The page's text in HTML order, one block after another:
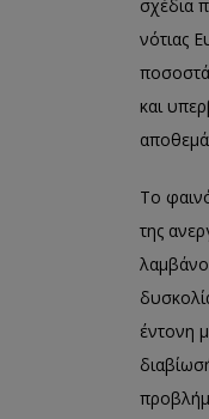
σχέδια
νότιας
ποσοστά
και
Το
της
έντονη